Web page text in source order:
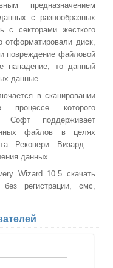
предназначением
с разнообразных
с секторами жесткого
диск,
повреждение файловой
нападение, то данный
данные.
в сканировании
процессе которого
Софт поддерживает
файлов в целях
Рековери Визард –
данных.
Wizard 10.5 скачать
регистрации, смс,